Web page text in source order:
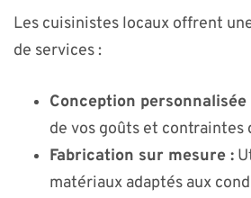
Les cuisinistes locaux offrent
de services :
Conception personnalisée
de vos goûts et contraintes
Fabrication sur mesure :
matériaux adaptés aux